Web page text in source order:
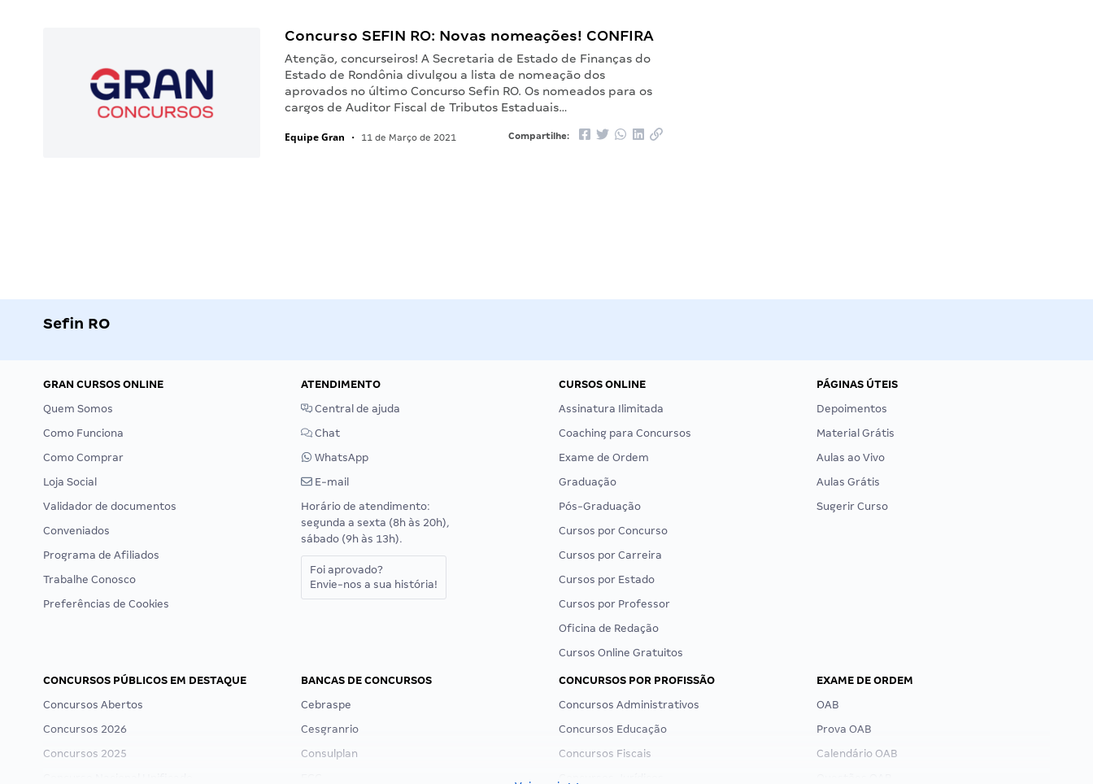
Concurso SEFIN RO: Novas nomeações! CONFIRA
Atenção, concurseiros! A Secretaria de Estado de Finanças do
Estado de Rondônia divulgou a lista de nomeação dos
aprovados no último Concurso Sefin RO. Os nomeados para os
cargos de Auditor Fiscal de Tributos Estaduais…
Equipe Gran • 11 de Março de 2021 Compartilhe:
Sefin RO
GRAN CURSOS ONLINE
Quem Somos
Como Funciona
Como Comprar
Loja Social
Validador de documentos
Conveniados
Programa de Afiliados
Trabalhe Conosco
Preferências de Cookies
ATENDIMENTO
Central de ajuda
Chat
WhatsApp
E-mail
Horário de atendimento:
segunda a sexta (8h às 20h),
sábado (9h às 13h).
Foi aprovado?
Envie-nos a sua história!
CURSOS ONLINE
Assinatura Ilimitada
Coaching para Concursos
Exame de Ordem
Graduação
Pós-Graduação
Cursos por Concurso
Cursos por Carreira
Cursos por Estado
Cursos por Professor
Oficina de Redação
Cursos Online Gratuitos
PÁGINAS ÚTEIS
Depoimentos
Material Grátis
Aulas ao Vivo
Aulas Grátis
Sugerir Curso
CONCURSOS PÚBLICOS EM DESTAQUE
Concursos Abertos
Concursos 2026
Concursos 2025
BANCAS DE CONCURSOS
Cebraspe
Cesgranrio
Consulplan
CONCURSOS POR PROFISSÃO
Concursos Administrativos
Concursos Educação
Concursos Fiscais
EXAME DE ORDEM
OAB
Prova OAB
Calendário OAB